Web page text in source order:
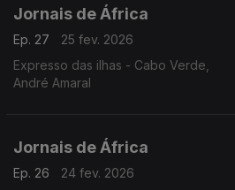
Jornais de África
Ep. 27
25 fev. 2026
Expresso das ilhas - Cabo Verde,
André Amaral
Jornais de África
Ep. 26
24 fev. 2026